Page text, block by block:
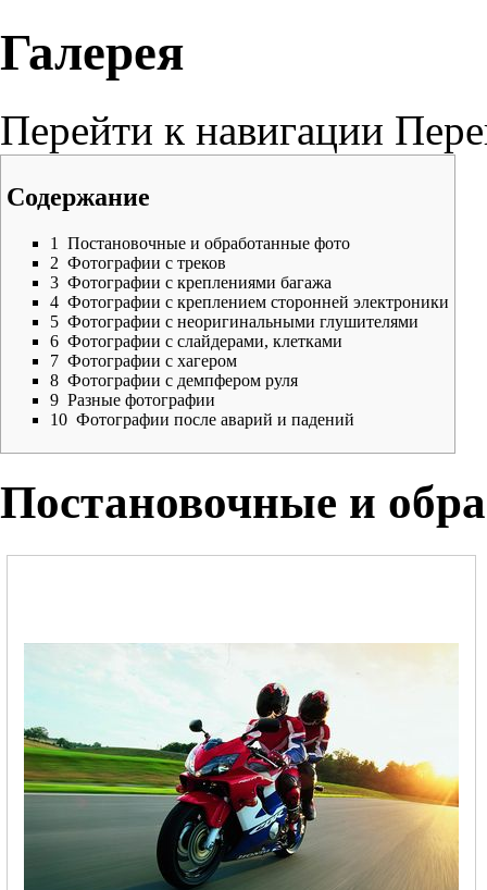
Галерея
Перейти к навигации
Содержание
1
Постановочные и обработанные фото
2 Фотографии с треков
3 Фотографии с креплениями багажа
4 Фотографии с креплением сторонней электроники
5 Фотографии с неоригинальными глушителями
6 Фотографии с слайдерами, клетками
7 Фотографии с хагером
8 Фотографии с демпфером руля
9 Разные фотографии
10 Фотографии после аварий и падений
Постановочные и